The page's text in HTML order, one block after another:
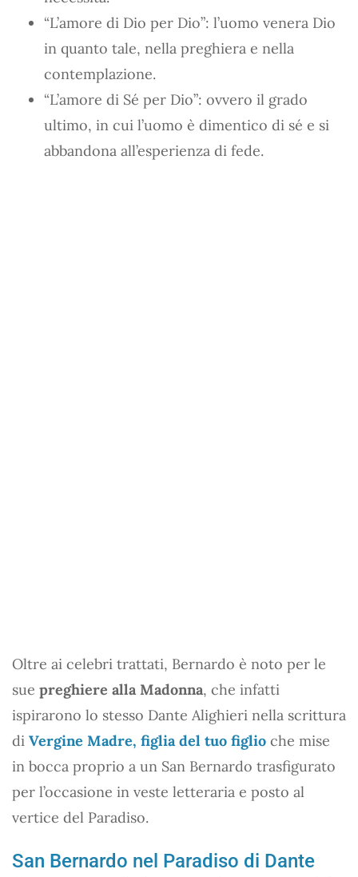
“L’amore di Dio per Dio”: l’uomo venera Dio
in quanto tale, nella preghiera e nella
contemplazione.
“L’amore di Sé per Dio”: ovvero il grado
ultimo, in cui l’uomo è dimentico di sé e si
abbandona all’esperienza di fede.
Oltre ai celebri trattati, Bernardo è noto per le
sue preghiere alla Madonna, che infatti
ispirarono lo stesso Dante Alighieri nella scrittura
di Vergine Madre, figlia del tuo figlio che mise
in bocca proprio a un San Bernardo trasfigurato
per l’occasione in veste letteraria e posto al
vertice del Paradiso.
San Bernardo nel Paradiso di Dante